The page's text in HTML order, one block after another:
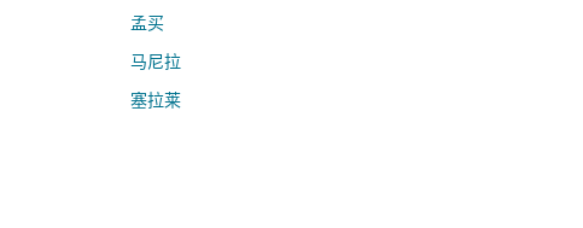
孟买
马尼拉
塞拉莱